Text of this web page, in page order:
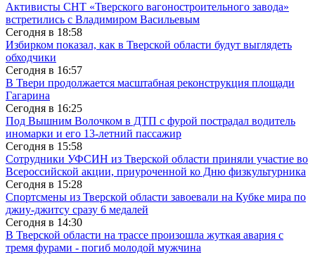
Активисты СНТ «Тверского вагоностроительного завода»
встретились с Владимиром Васильевым
Сегодня в 18:58
Избирком показал, как в Тверской области будут выглядеть
обходчики
Сегодня в 16:57
В Твери продолжается масштабная реконструкция площади
Гагарина
Сегодня в 16:25
Под Вышним Волочком в ДТП с фурой пострадал водитель
иномарки и его 13-летний пассажир
Сегодня в 15:58
Сотрудники УФСИН из Тверской области приняли участие во
Всероссийской акции, приуроченной ко Дню физкультурника
Сегодня в 15:28
Спортсмены из Тверской области завоевали на Кубке мира по
джиу-джитсу сразу 6 медалей
Сегодня в 14:30
В Тверской области на трассе произошла жуткая авария с
тремя фурами - погиб молодой мужчина